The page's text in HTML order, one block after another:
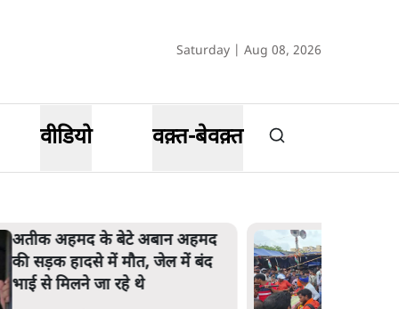
Saturday | Aug 08, 2026
वीडियो वक़्त-बेवक़्त
अतीक अहमद के बेटे अबान अहमद
की सड़क हादसे में मौत, जेल में बंद
भाई से मिलने जा रहे थे